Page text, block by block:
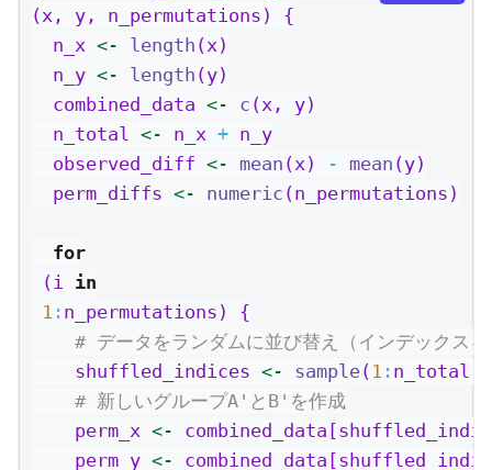
(x, y, n_permutations) {
  n_x
<- length (x)
  n_y
<- length (y)
  combined_data
<- c (x, y)
  n_total
<- n_x + n_y
  observed_diff
<- mean (x) - mean (y)
  perm_diffs
<- numeric (n_permutations)
for
(i in
1 : n_permutations) {
# データをランダムに並び替え（インデックス
    shuffled_indices
<- sample( 1 : n_total)
# 新しいグループA'とB'を作成
    perm_x
<-
    perm_y
<-